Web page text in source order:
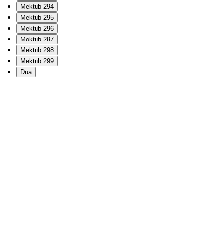
Mektub 294
Mektub 295
Mektub 296
Mektub 297
Mektub 298
Mektub 299
Dua